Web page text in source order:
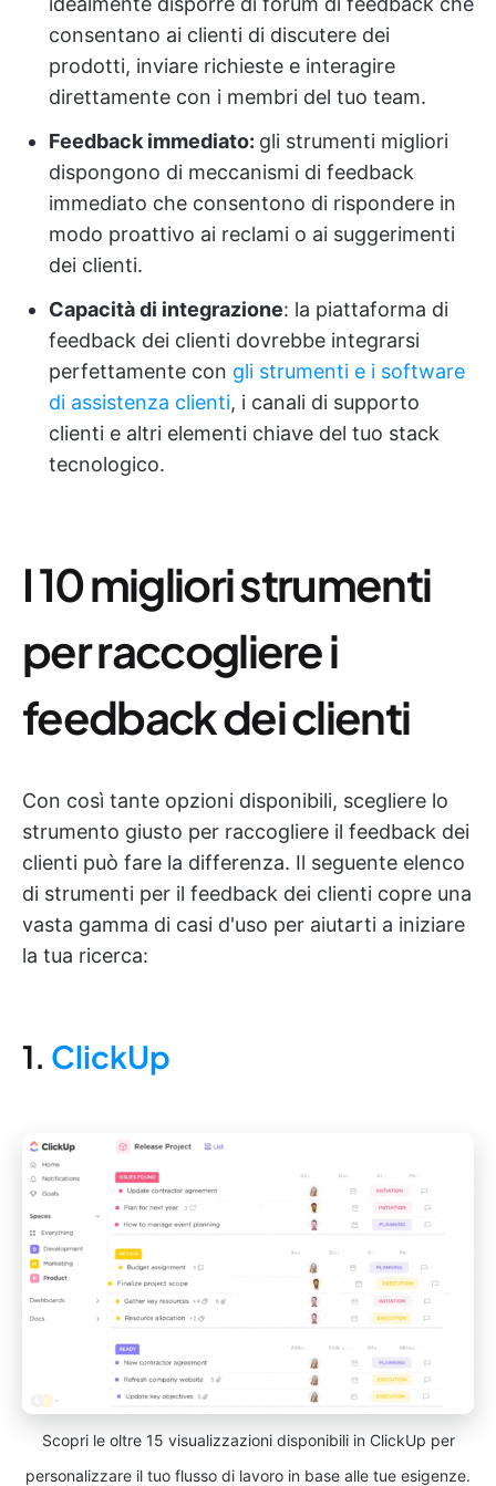
consentano ai clienti di discutere dei
prodotti, inviare richieste e interagire
direttamente con i membri del tuo team.
Feedback immediato: gli strumenti migliori
dispongono di meccanismi di feedback
immediato che consentono di rispondere in
modo proattivo ai reclami o ai suggerimenti
dei clienti.
Capacità di integrazione: la piattaforma di
feedback dei clienti dovrebbe integrarsi
perfettamente con gli strumenti e i software
di assistenza clienti, i canali di supporto
clienti e altri elementi chiave del tuo stack
tecnologico.
I 10 migliori strumenti
per raccogliere i
feedback dei clienti
Con così tante opzioni disponibili, scegliere lo
strumento giusto per raccogliere il feedback dei
clienti può fare la differenza. Il seguente elenco
di strumenti per il feedback dei clienti copre una
vasta gamma di casi d'uso per aiutarti a iniziare
la tua ricerca:
1. ClickUp
Scopri le oltre 15 visualizzazioni disponibili in ClickUp per
personalizzare il tuo flusso di lavoro in base alle tue esigenze.